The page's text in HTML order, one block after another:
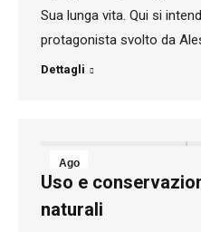
Sua lunga vita. Qui si
protagonista svolto da
Dettagli
Ago
4
2023
Uso e
naturali